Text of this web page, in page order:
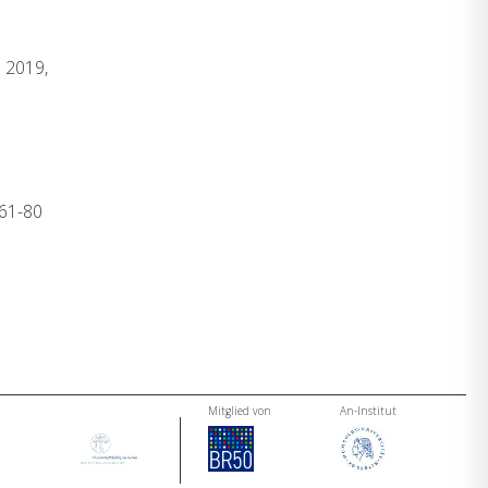
2019,
80
Mitglied von An-Institut